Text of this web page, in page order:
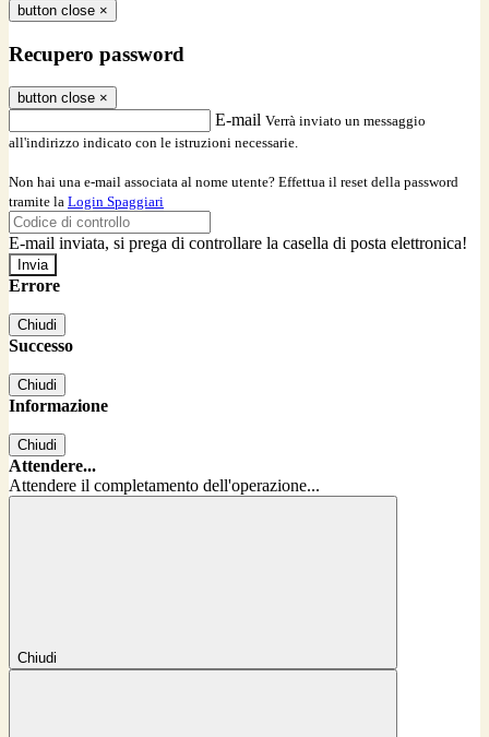
button close ×
Recupero password
button close ×
E-mail Verrà inviato un messaggio
all'indirizzo indicato con le istruzioni necessarie.
Non hai una e-mail associata al nome utente? Effettua il reset della password
tramite la Login Spaggiari
E-mail inviata, si prega di controllare la casella di posta elettronica!
Errore
Chiudi
Successo
Chiudi
Informazione
Chiudi
Attendere...
Attendere il completamento dell'operazione...
Chiudi